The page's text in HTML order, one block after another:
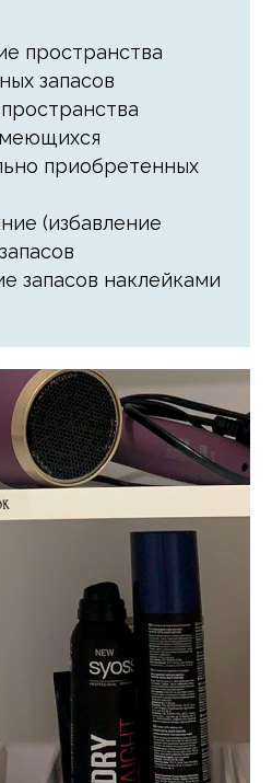
пространства
запасов
приобретенных
(избавление
запасов наклейками